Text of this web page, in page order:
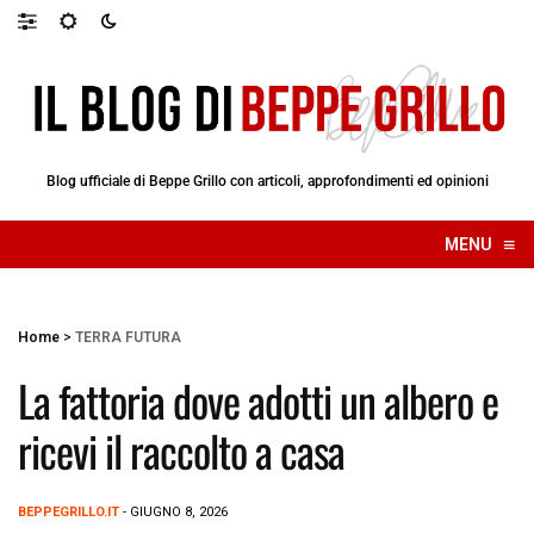
Blog ufficiale di Beppe Grillo con articoli, approfondimenti ed opinioni
MENU ≡
☰
Home > TERRA FUTURA
La fattoria dove adotti un albero e
ricevi il raccolto a casa
BEPPEGRILLO.IT - GIUGNO 8, 2026